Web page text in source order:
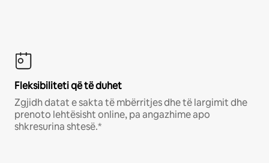
Fleksibiliteti që të duhet
Zgjidh datat e sakta të mbërritjes dhe të largimit dhe
prenoto lehtësisht online, pa angazhime apo
shkresurina shtesë.*